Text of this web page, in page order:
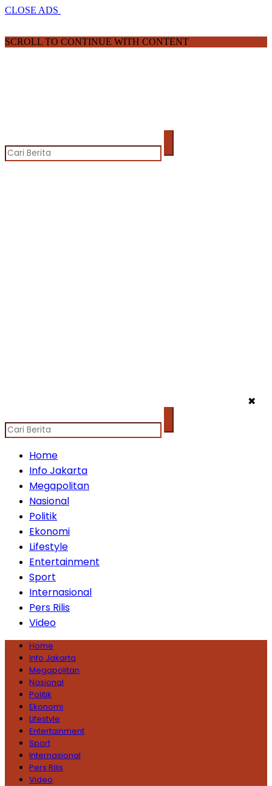
CLOSE ADS
SCROLL TO CONTINUE WITH CONTENT
✖
Home
Info Jakarta
Megapolitan
Nasional
Politik
Ekonomi
Lifestyle
Entertainment
Sport
Internasional
Pers Rilis
Video
Home
Info Jakarta
Megapolitan
Nasional
Politik
Ekonomi
Lifestyle
Entertainment
Sport
Internasional
Pers Rilis
Video